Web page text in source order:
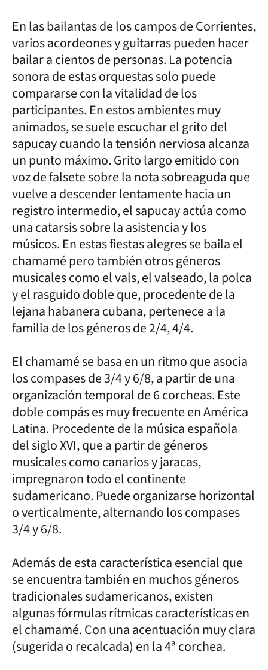
En las bailantas de los campos de Corrientes,
varios acordeones y guitarras pueden hacer
bailar a cientos de personas. La potencia
sonora de estas orquestas solo puede
compararse con la vitalidad de los
participantes. En estos ambientes muy
animados, se suele escuchar el grito del
sapucay cuando la tensión nerviosa alcanza
un punto máximo. Grito largo emitido con
voz de falsete sobre la nota sobreaguda que
vuelve a descender lentamente hacia un
registro intermedio, el sapucay actúa como
una catarsis sobre la asistencia y los
músicos. En estas fiestas alegres se baila el
chamamé pero también otros géneros
musicales como el vals, el valseado, la polca
y el rasguido doble que, procedente de la
lejana habanera cubana, pertenece a la
familia de los géneros de 2/4, 4/4.
El chamamé se basa en un ritmo que asocia
los compases de 3/4 y 6/8, a partir de una
organización temporal de 6 corcheas. Este
doble compás es muy frecuente en América
Latina. Procedente de la música española
del siglo XVI, que a partir de géneros
musicales como canarios y jaracas,
impregnaron todo el continente
sudamericano. Puede organizarse horizontal
o verticalmente, alternando los compases
3/4 y 6/8.
Además de esta característica esencial que
se encuentra también en muchos géneros
tradicionales sudamericanos, existen
algunas fórmulas rítmicas características en
el chamamé. Con una acentuación muy clara
(sugerida o recalcada) en la 4ª corchea.